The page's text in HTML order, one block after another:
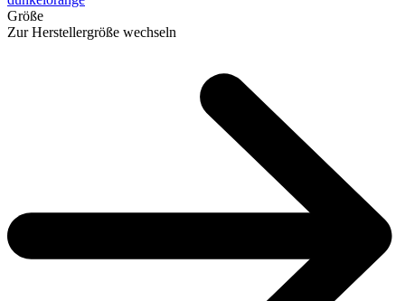
Größe
Zur Herstellergröße wechseln